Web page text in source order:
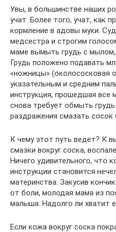
Увы, в большинстве наших
учат. Более того, учат, как
кормление в адовы муки.
медсестра и строгим
маме вымыть грудь с мылом,
Грудь положено подавать
«ножницы» (околососковая
указательным и средним
инструкция, прошедшая все
снова требует обмыть
раздражения смазать сосок
К чему этот путь ведет? К
смазки вокруг соска,
Ничего удивительного, что
инструкции становится
материнства. Закусив
от боли, молодая мама из
малыша. Надолго ли хватит
Если кожа вокруг соска